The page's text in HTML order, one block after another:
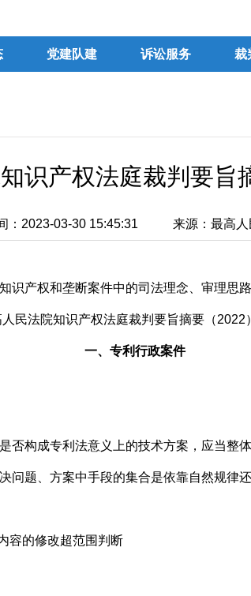
党建队建 诉讼服务 裁
识产权法庭裁判要旨
：2023-03-30 15:45:31 来源：最高人
识产权和垄断案件中的司法理念、审理思
民法院知识产权法庭裁判要旨摘要（2022
一、专利行政案件
构成专利法意义上的技术方案，应当整
问题、方案中手段的集合是依靠自然规律
的修改超范围判断